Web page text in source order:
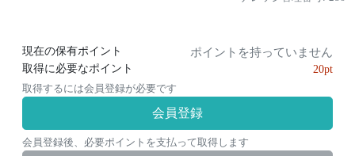
現在の保有ポイント ポイントを持っていません
取得に必要なポイント
20pt
取得するには会員登録が必要です
会員登録
会員登録後、必要ポイントを支払って取得します